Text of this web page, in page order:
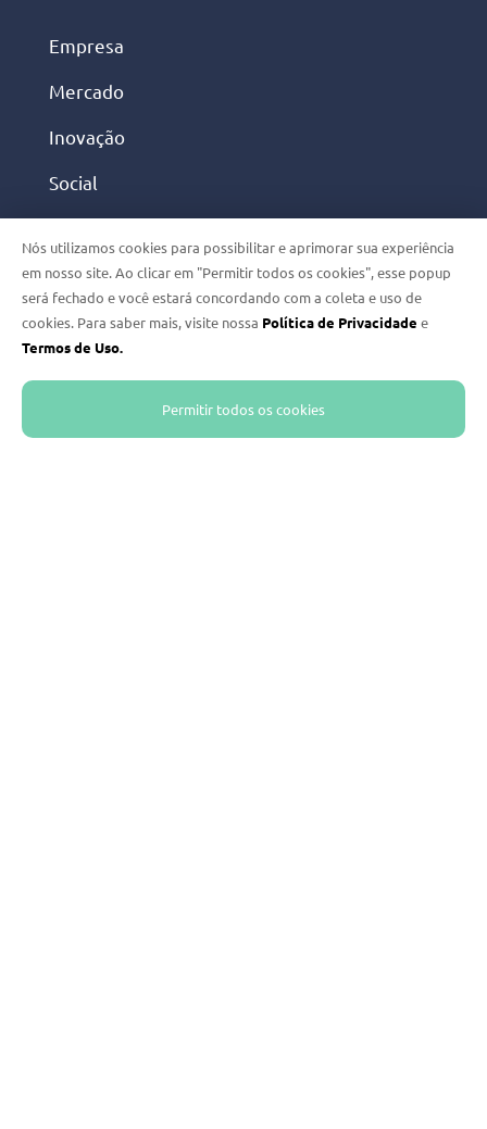
Empresa
Mercado
Inovação
Social
EYERCLOUD
Saiba mais sobre Eyercloud
Nós utilizamos cookies para possibilitar e aprimorar sua experiência
em nosso site. Ao clicar em "Permitir todos os cookies", esse popup
será fechado e você estará concordando com a coleta e uso de
cookies. Para saber mais, visite nossa Política de Privacidade e
Termos de Uso.
Permitir todos os cookies